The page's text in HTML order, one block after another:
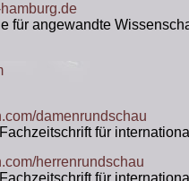
für angewandte
damenrundschau
für
herrenrundschau
für